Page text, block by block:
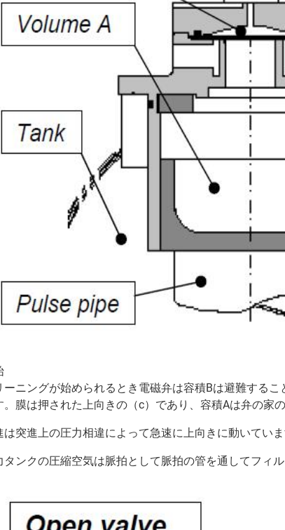
ーニングが始められるとき電磁弁は容積Bは避難する
。膜は押された上向きの（c）であり、容積Aは弁の家
は突進上の圧力相違によって急速に上向きに動いていま
タンクの圧縮空気は脈拍として脈拍の管を通してフィ